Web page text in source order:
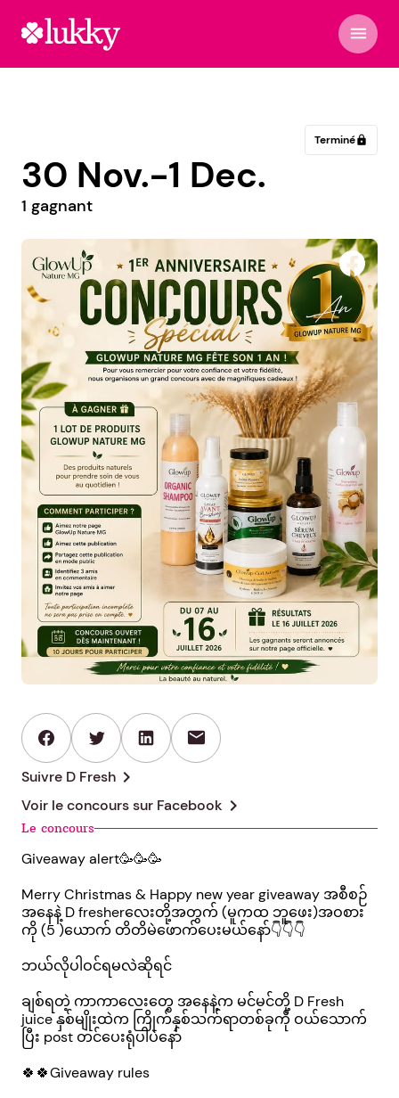
menu
Terminélock
30 Nov.-1 Dec.
1 gagnant
D Fresh
mail
Suivre D Fresh chevron_right
Voir le concours sur Facebook chevron_right
Le concours
Giveaway alert🥳🥳🥳
Merry Christmas & Happy new year giveaway အစီစဉ်
အနေနဲ့ D fresherလေးတို့အတွက် (မူကထ ဘူဖေး)အဝစား
ကို (5 )ယောက် တိတိမဲဖောက်ပေးမယ်နော်👇👇👇
ဘယ်လိုပါဝင်ရမလဲဆိုရင်
ချစ်ရတဲ့ ကာကာလေးတွေ အနေနဲ့က မင်မင်တို့ D Fresh
juice နှစ်မျိုးထဲက ကြိုက်နှစ်သက်ရာတစ်ခုကို ဝယ်သောက်
ပြီး post တင်ပေးရုံပါပဲနော်
🍀🍀Giveaway rules